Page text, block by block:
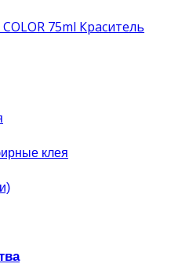
75ml Краситель
клея